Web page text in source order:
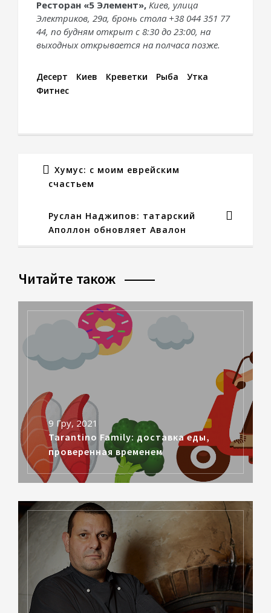
Ресторан «5 Элемент», Киев, улица
Электриков, 29а, бронь стола +38 044 351 77
44, по будням открыт с 8:30 до 23:00, на
выходных открывается на полчаса позже.
Десерт Киев Креветки Рыба
Утка
Фитнес
Хумус: с моим еврейским
счастьем
Руслан Наджипов: татарский
Аполлон обновляет Авалон
Читайте також
9 Гру, 2021
Tarantino Family: доставка еды,
проверенная временем